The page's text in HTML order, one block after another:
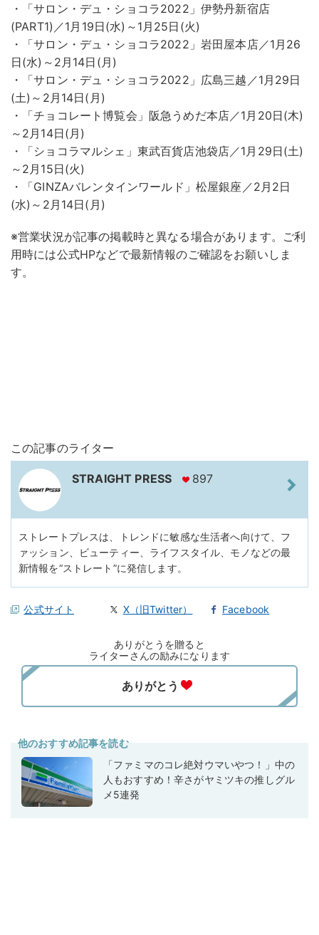
・「サロン・デュ・ショコラ2022」伊勢丹新宿店
(PART1)／1月19日(水)～1月25日(火)
・「サロン・デュ・ショコラ2022」岩田屋本店／1月26
日(水)～2月14日(月)
・「サロン・デュ・ショコラ2022」広島三越／1月29日
(土)～2月14日(月)
・「チョコレート博覧会」阪急うめだ本店／1月20日(木)
～2月14日(月)
・「ショコラマルシェ」東武百貨店池袋店／1月29日(土)
～2月15日(火)
・「GINZAバレンタインワールド」松屋銀座／2月2日
(水)～2月14日(月)
※営業状況が記事の掲載時と異なる場合があります。ご利
用時には公式HPなどで最新情報のご確認をお願いしま
す。
この記事のライター
STRAIGHT PRESS 897
ストレートプレスは、トレンドに敏感な生活者へ向けて、フ
ァッション、ビューティー、ライフスタイル、モノなどの最
新情報を“ストレート”に発信します。
公式サイト X（旧Twitter） Facebook
ありがとうを贈ると
ライターさんの励みになります
他のおすすめ記事を読む
「ファミマのコレ絶対ウマいやつ！」中の
人もおすすめ！辛さがヤミツキの推しグル
メ5連発